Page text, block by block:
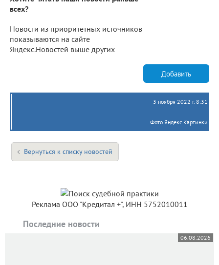
всех?
Новости из приоритетных источников
показываются на сайте
Яндекс.Новостей выше других
Добавить
3 ноября 2022 г. 8:31
Фото Яндекс.Картинки
Вернуться к списку новостей
Реклама ООО "Кредитал +", ИНН 5752010011
Последние новости
06.08.2026